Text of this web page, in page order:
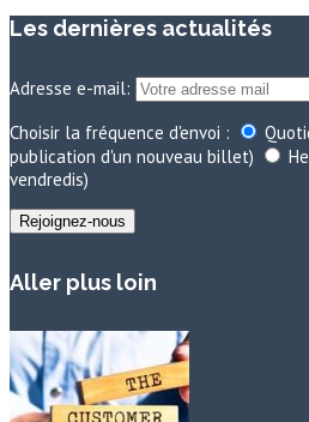
Les dernières actualités
Adresse e-mail:
Choisir la fréquence d'envoi :
publication d'un nouveau billet)
vendredis)
Aller plus loin